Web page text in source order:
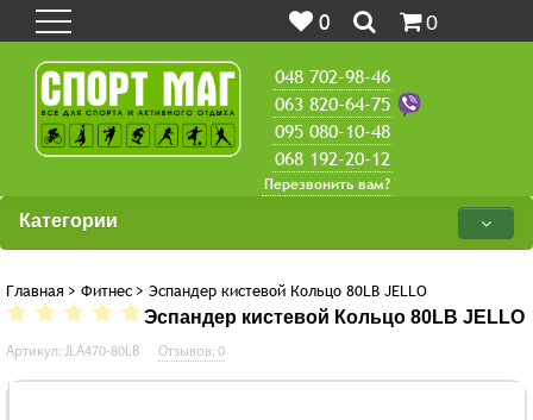
0 0
048 702-98-46
063 820-64-75
095 080-10-48
068 192-20-12
Перезвонить вам?
Категории
Главная > Фитнес > Эспандер кистевой Кольцо 80LB JELLO
Эспандер кистевой Кольцо 80LB JELLO
Артикул: JLA470-80LB Отзывов: 0